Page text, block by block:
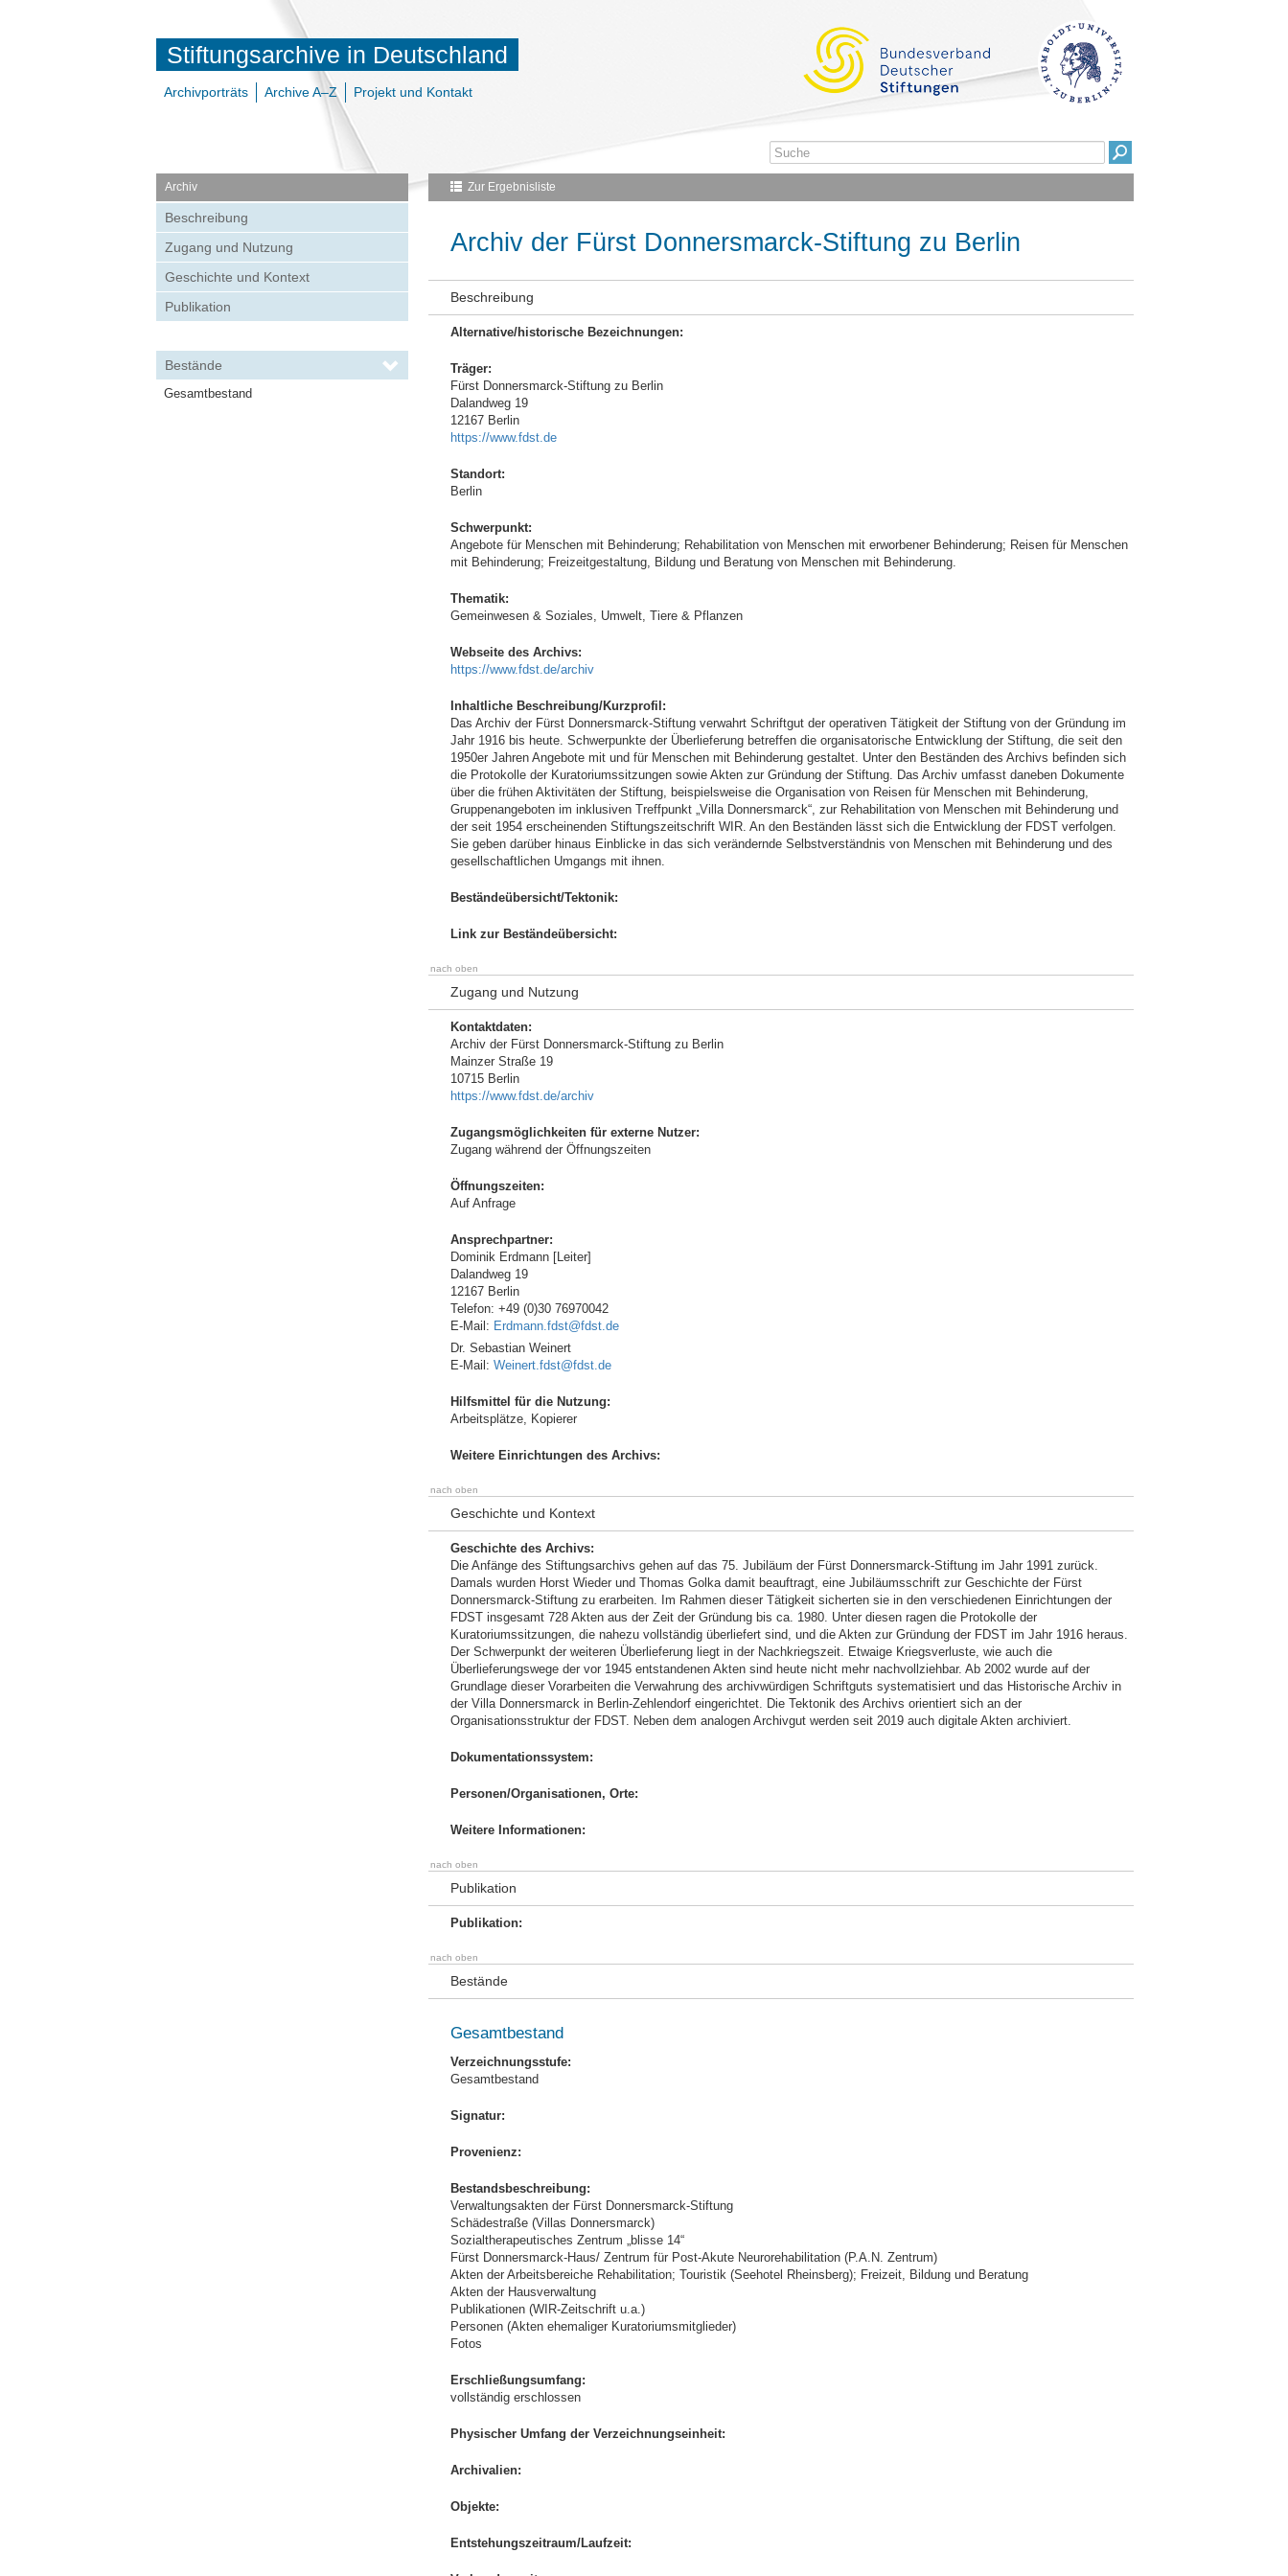
Stiftungsarchive in Deutschland
Archivporträts Archive A–Z Projekt und Kontakt
Archiv
Beschreibung
Zugang und Nutzung
Geschichte und Kontext
Publikation
Bestände
Gesamtbestand
Zur Ergebnisliste
Archiv der Fürst Donnersmarck-Stiftung zu Berlin
Beschreibung
Alternative/historische Bezeichnungen:
Träger:
Fürst Donnersmarck-Stiftung zu Berlin
Dalandweg 19
12167 Berlin
https://www.fdst.de
Standort:
Berlin
Schwerpunkt:
Angebote für Menschen mit Behinderung; Rehabilitation von Menschen mit erworbener Behinderung; Reisen für Menschen
mit Behinderung; Freizeitgestaltung, Bildung und Beratung von Menschen mit Behinderung.
Thematik:
Gemeinwesen & Soziales, Umwelt, Tiere & Pflanzen
Webseite des Archivs:
https://www.fdst.de/archiv
Inhaltliche Beschreibung/Kurzprofil:
Das Archiv der Fürst Donnersmarck-Stiftung verwahrt Schriftgut der operativen Tätigkeit der Stiftung von der Gründung im
Jahr 1916 bis heute. Schwerpunkte der Überlieferung betreffen die organisatorische Entwicklung der Stiftung, die seit den
1950er Jahren Angebote mit und für Menschen mit Behinderung gestaltet. Unter den Beständen des Archivs befinden sich
die Protokolle der Kuratoriumssitzungen sowie Akten zur Gründung der Stiftung. Das Archiv umfasst daneben Dokumente
über die frühen Aktivitäten der Stiftung, beispielsweise die Organisation von Reisen für Menschen mit Behinderung,
Gruppenangeboten im inklusiven Treffpunkt „Villa Donnersmarck“, zur Rehabilitation von Menschen mit Behinderung und
der seit 1954 erscheinenden Stiftungszeitschrift WIR. An den Beständen lässt sich die Entwicklung der FDST verfolgen.
Sie geben darüber hinaus Einblicke in das sich verändernde Selbstverständnis von Menschen mit Behinderung und des
gesellschaftlichen Umgangs mit ihnen.
Beständeübersicht/Tektonik:
Link zur Beständeübersicht:
nach oben
Zugang und Nutzung
Kontaktdaten:
Archiv der Fürst Donnersmarck-Stiftung zu Berlin
Mainzer Straße 19
10715 Berlin
https://www.fdst.de/archiv
Zugangsmöglichkeiten für externe Nutzer:
Zugang während der Öffnungszeiten
Öffnungszeiten:
Auf Anfrage
Ansprechpartner:
Dominik Erdmann [Leiter]
Dalandweg 19
12167 Berlin
Telefon: +49 (0)30 76970042
E-Mail: Erdmann.fdst@fdst.de
Dr. Sebastian Weinert
E-Mail: Weinert.fdst@fdst.de
Hilfsmittel für die Nutzung:
Arbeitsplätze, Kopierer
Weitere Einrichtungen des Archivs:
nach oben
Geschichte und Kontext
Geschichte des Archivs:
Die Anfänge des Stiftungsarchivs gehen auf das 75. Jubiläum der Fürst Donnersmarck-Stiftung im Jahr 1991 zurück.
Damals wurden Horst Wieder und Thomas Golka damit beauftragt, eine Jubiläumsschrift zur Geschichte der Fürst
Donnersmarck-Stiftung zu erarbeiten. Im Rahmen dieser Tätigkeit sicherten sie in den verschiedenen Einrichtungen der
FDST insgesamt 728 Akten aus der Zeit der Gründung bis ca. 1980. Unter diesen ragen die Protokolle der
Kuratoriumssitzungen, die nahezu vollständig überliefert sind, und die Akten zur Gründung der FDST im Jahr 1916 heraus.
Der Schwerpunkt der weiteren Überlieferung liegt in der Nachkriegszeit. Etwaige Kriegsverluste, wie auch die
Überlieferungswege der vor 1945 entstandenen Akten sind heute nicht mehr nachvollziehbar. Ab 2002 wurde auf der
Grundlage dieser Vorarbeiten die Verwahrung des archivwürdigen Schriftguts systematisiert und das Historische Archiv in
der Villa Donnersmarck in Berlin-Zehlendorf eingerichtet. Die Tektonik des Archivs orientiert sich an der
Organisationsstruktur der FDST. Neben dem analogen Archivgut werden seit 2019 auch digitale Akten archiviert.
Dokumentationssystem:
Personen/Organisationen, Orte:
Weitere Informationen:
nach oben
Publikation
Publikation:
nach oben
Bestände
Gesamtbestand
Verzeichnungsstufe:
Gesamtbestand
Signatur:
Provenienz:
Bestandsbeschreibung:
Verwaltungsakten der Fürst Donnersmarck-Stiftung
Schädestraße (Villas Donnersmarck)
Sozialtherapeutisches Zentrum „blisse 14“
Fürst Donnersmarck-Haus/ Zentrum für Post-Akute Neurorehabilitation (P.A.N. Zentrum)
Akten der Arbeitsbereiche Rehabilitation; Touristik (Seehotel Rheinsberg); Freizeit, Bildung und Beratung
Akten der Hausverwaltung
Publikationen (WIR-Zeitschrift u.a.)
Personen (Akten ehemaliger Kuratoriumsmitglieder)
Fotos
Erschließungsumfang:
vollständig erschlossen
Physischer Umfang der Verzeichnungseinheit:
Archivalien:
Objekte:
Entstehungszeitraum/Laufzeit: